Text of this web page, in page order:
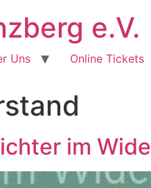
e.V.
Uns Online Tickets
im